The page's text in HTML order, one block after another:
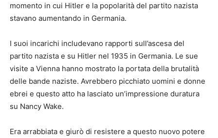
momento in cui Hitler e la popolarità del partito nazista
stavano aumentando in Germania.
I suoi incarichi includevano rapporti sull’ascesa del
partito nazista e su Hitler nel 1935 in Germania. Le sue
visite a Vienna hanno mostrato la portata della brutalità
delle bande naziste. Avrebbero picchiato uomini e donne
ebrei e questo atto ha lasciato un’impressione duratura
su Nancy Wake.
Era arrabbiata e giurò di resistere a questo nuovo potere